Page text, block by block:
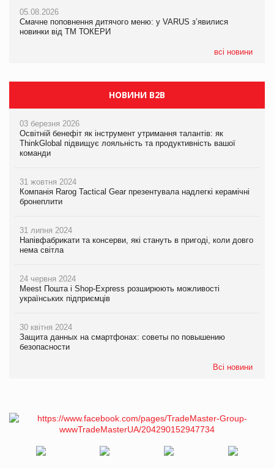
05.08.2026
Смачне поповнення дитячого меню: у VARUS з’явилися
новинки від ТМ ТОКЕРИ
всі новини
05.08.2026
Смачне поповнення дитячого меню: у VARUS з’явилися
новинки від ТМ ТОКЕРИ
НОВИНИ B2B
03 березня 2026
Освітній бенефіт як інструмент утримання талантів: як
ThinkGlobal підвищує лояльність та продуктивність вашої
команди
31 жовтня 2024
Компанія Rarog Tactical Gear презентувала надлегкі керамічні
бронеплити
31 липня 2024
Напівфабрикати та консерви, які стануть в пригоді, коли довго
нема світла
24 червня 2024
Meest Пошта і Shop-Express розширюють можливості
українських підприємців
30 квітня 2024
Защита данных на смартфонах: советы по повышению
безопасности
Всі новини